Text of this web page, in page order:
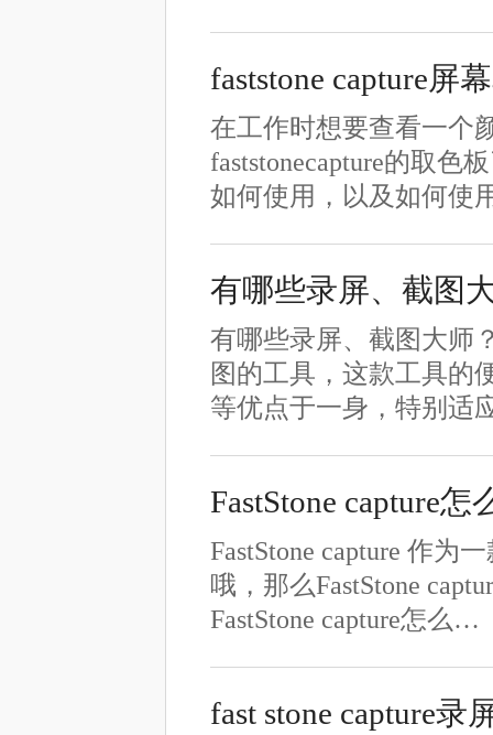
faststone capture屏
在工作时想要查看一个
faststonecapture的取色
如何使用，以及如何使
有哪些录屏、截图
有哪些录屏、截图大师
图的工具，这款工具的
等优点于一身，特别适
FastStone capture
FastStone capture 作为
哦，那么FastStone
FastStone capture怎么…
fast stone capture录